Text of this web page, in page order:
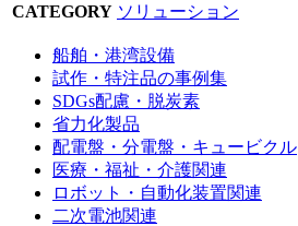
CATEGORY ソリューション
船舶・港湾設備
試作・特注品の事例集
SDGs配慮・脱炭素
省力化製品
配電盤・分電盤・キュービクル
医療・福祉・介護関連
ロボット・自動化装置関連
二次電池関連